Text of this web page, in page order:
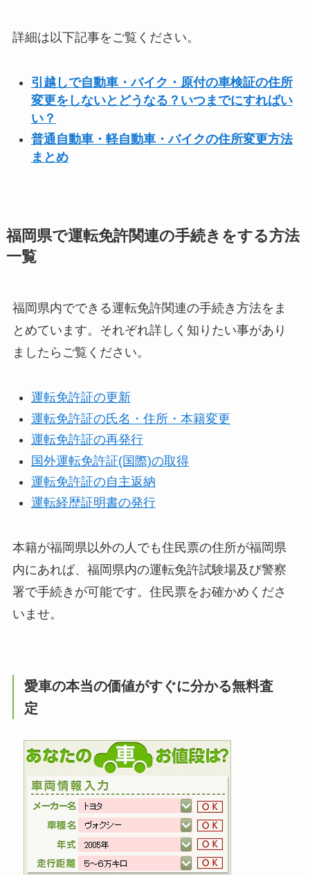
詳細は以下記事をご覧ください。
引越しで自動車・バイク・原付の車検証の住所
変更をしないとどうなる？いつまでにすればい
い？
普通自動車・軽自動車・バイクの住所変更方法
まとめ
福岡県で運転免許関連の手続きをする方法
一覧
福岡県内でできる運転免許関連の手続き方法をま
とめています。それぞれ詳しく知りたい事があり
ましたらご覧ください。
運転免許証の更新
運転免許証の氏名・住所・本籍変更
運転免許証の再発行
国外運転免許証(国際)の取得
運転免許証の自主返納
運転経歴証明書の発行
本籍が福岡県以外の人でも住民票の住所が福岡県
内にあれば、福岡県内の運転免許試験場及び警察
署で手続きが可能です。住民票をお確かめくださ
いませ。
愛車の本当の価値がすぐに分かる無料査
定